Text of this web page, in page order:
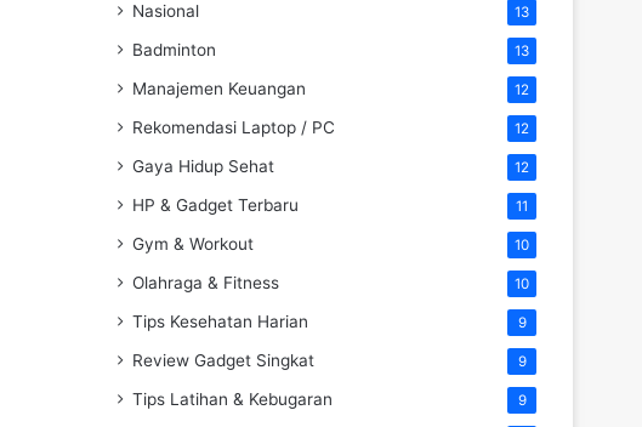
Nasional 13
Badminton 13
Manajemen Keuangan 12
Rekomendasi Laptop / PC 12
Gaya Hidup Sehat 12
HP & Gadget Terbaru 11
Gym & Workout 10
Olahraga & Fitness 10
Tips Kesehatan Harian 9
Review Gadget Singkat 9
Tips Latihan & Kebugaran 9